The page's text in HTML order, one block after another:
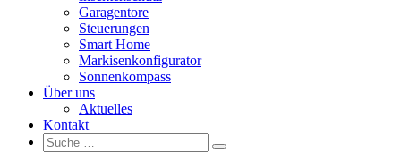
Garagentore
Steuerungen
Smart Home
Markisenkonfigurator
Sonnenkompass
Über uns
Aktuelles
Kontakt
Suche:
Suche